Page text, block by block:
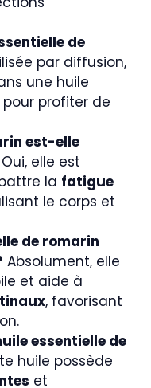
de
par diffusion,
une huile
profiter de
est-elle
Oui, elle est
la fatigue
le corps et
de romarin
Absolument, elle
et aide à
, favorisant
essentielle de
huile possède
et